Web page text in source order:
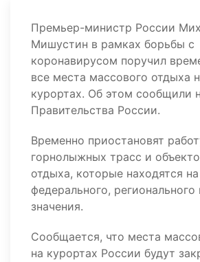
Премьер-министр России
Мишустин в рамках борьбы с
коронавирусом поручил
все места массового отдыха
курортах. Об этом сообщили
Правительства России.
Временно приостановят
горнолыжных трасс и
отдыха, которые находятся
федерального,
значения.
Сообщается, что места
на курортах России будут